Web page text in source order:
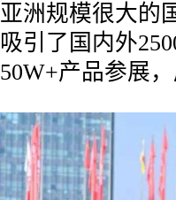
亚洲规模很大的
吸引了国内外
50W+产品参展